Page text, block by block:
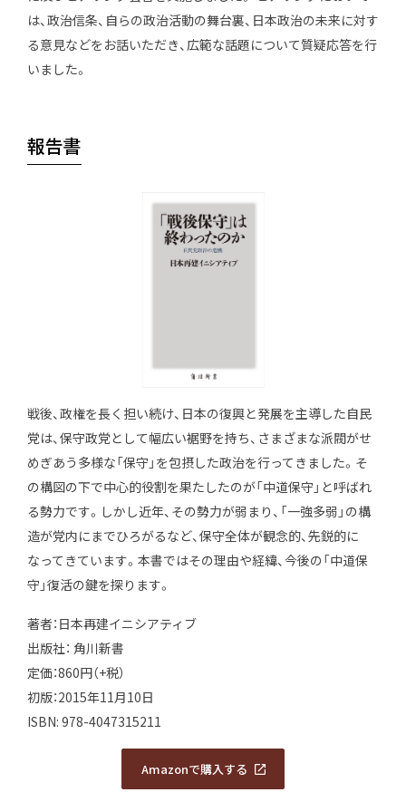
は、政治信条、自らの政治活動の舞台裏、日本政治の未来に対す
る意見などをお話いただき、広範な話題について質疑応答を行
いました。
報告書
戦後、政権を長く担い続け、日本の復興と発展を主導した自民
党は、保守政党として幅広い裾野を持ち、さまざまな派閥がせ
めぎあう多様な「保守」を包摂した政治を行ってきました。そ
の構図の下で中心的役割を果たしたのが「中道保守」と呼ばれ
る勢力です。しかし近年、その勢力が弱まり、「一強多弱」の構
造が党内にまでひろがるなど、保守全体が観念的、先鋭的に
なってきています。本書ではその理由や経緯、今後の「中道保
守」復活の鍵を探ります。
著者：日本再建イニシアティブ
出版社： 角川新書
定価：860円（+税）
初版：2015年11月10日
ISBN: 978-4047315211
Amazonで購入する
Amazonで購入する